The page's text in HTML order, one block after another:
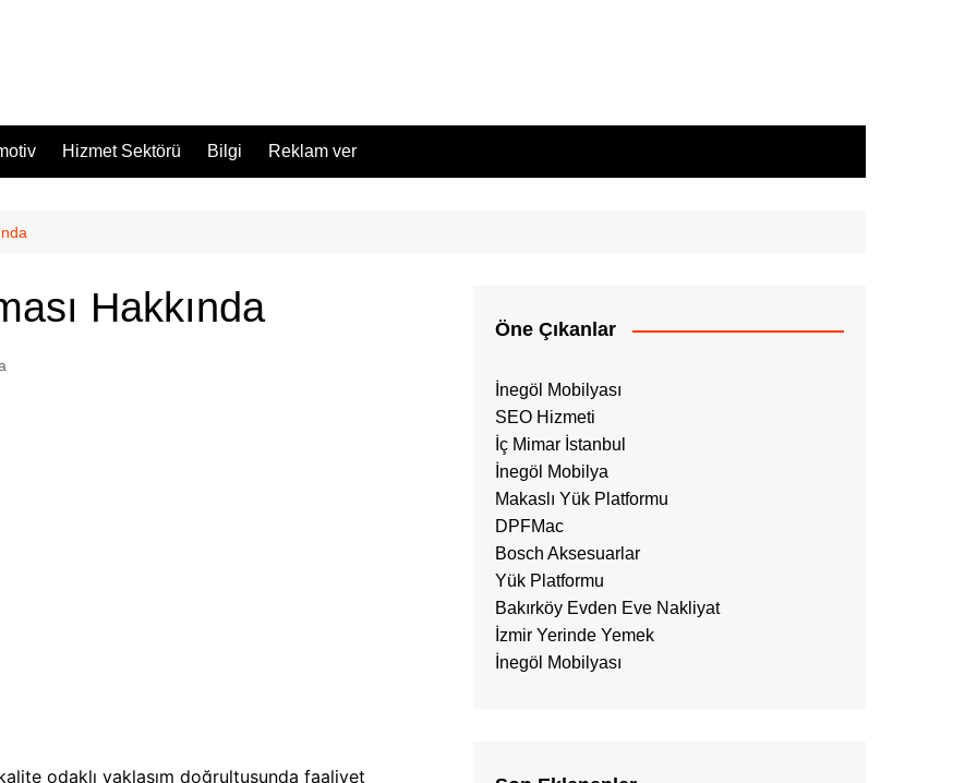
Hizmet Sektörü Bilgi Reklam ver
Hakkında
odaklı yaklaşım doğrultusunda faaliyet
Öne Çıkanlar
İnegöl Mobilyası
SEO Hizmeti
İç Mimar İstanbul
İnegöl Mobilya
Makaslı Yük Platformu
DPFMac
Bosch Aksesuarlar
Yük Platformu
Bakırköy Evden Eve Nakliyat
İzmir Yerinde Yemek
İnegöl Mobilyası